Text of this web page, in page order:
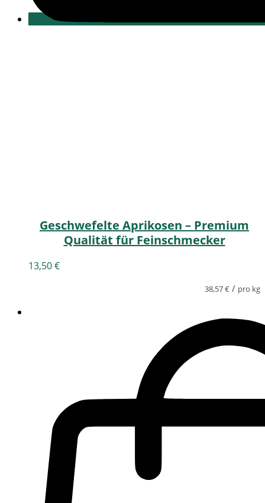
Geschwefelte Aprikosen – Premium
Qualität für Feinschmecker
13,50€
38,57€ / pro kg